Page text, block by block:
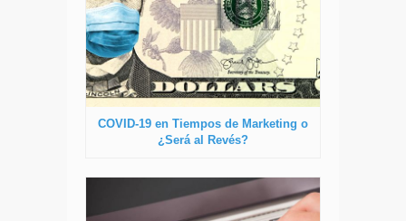
COVID-19 en Tiempos de Marketing o
¿Será al Revés?